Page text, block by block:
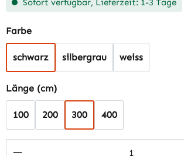
Sofort verfügbar, Lieferzeit: 1-3 Tage
Farbeauswählen
schwarz silbergrau weiss
Länge (cm)auswählen
100 200 300 400
Produkt Anzahl: Gib den